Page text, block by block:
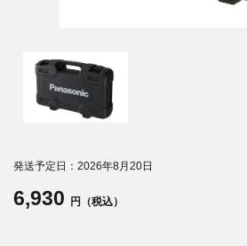
発送予定日：2026年8月20日
6,930 円（税込）